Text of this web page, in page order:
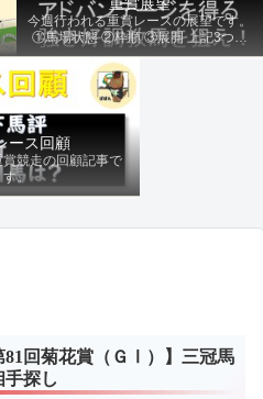
重賞展望
今週行われる重賞レースの展望です。
①馬場状態 ②枠順 ③展開 上記3つの
ファクターから有利にレースを運べる
馬を導き、追い切りの動きを加味して
最終評価を下します。
ース回顧
競走の回顧記事で
す。
81回菊花賞（ＧⅠ）】三冠馬
手探し